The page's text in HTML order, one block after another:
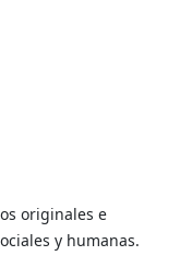
originales e
y humanas.